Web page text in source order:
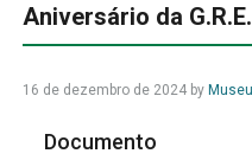
Aniversário da
16 de dezembro de 2024by
Documento